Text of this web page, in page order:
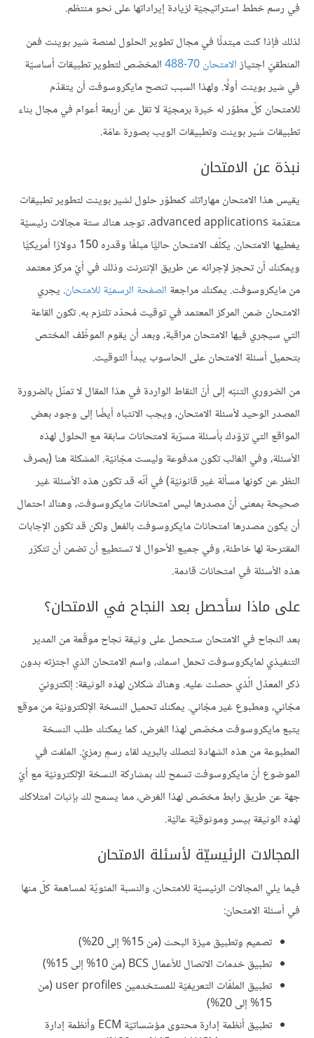
في رسم خطط استراتيجيّة لزيادة إيراداتها على نحو منتظم.
لذلك فإذا كنت مبتدئًا في مجال تطوير الحلول لمنصة شير بوينت فمن
المنطقيّ اجتيازالامتحان70-488
المخصّص لتطوير تطبيقات أساسيّة
في شير بوينت أولًا. ولهذا السبب تنصح مايكروسوفت أن يتقدّم
للامتحان كلّ مطوّر له خبرة برمجيّة لا تقل عن أربعة أعوام في مجال بناء
تطبيقات شير بوينت وتطبيقات الويب بصورة عامّة.
نبذة عن الامتحان
يقيس هذا الامتحان مهاراتك كمطوّر حلول لشير بوينت لتطوير تطبيقات
متقدّمة advanced applications. توجد هناك ستة مجالات رئيسيّة
يغطيها الامتحان. يكلّف الامتحان حاليًّا مبلغًا وقدره 150 دولارًا أمريكيًّا
ويمكنك أن تحجز لإجرائه عن طريق الإنترنت وذلك في أيّ مركز معتمد
من مايكروسوفت. يمكنك مراجعة الصفحة الرسميّة للامتحان. يجري
الامتحان ضمن المركز المعتمد في توقيت مُحدّد تلتزم به. تكون القاعة
التي سيجري فيها الامتحان مراقبة، وبعد أن يقوم الموظّف المختص
بتحميل أسئلة الامتحان على الحاسوب يبدأ التوقيت.
من الضروري التنبّه إلى أنّ النقاط الواردة في هذا المقال لا تمثّل بالضرورة
المصدر الوحيد لأسئلة الامتحان، ويجب الانتباه أيضًا إلى وجود بعض
المواقع التي تزوّدك بأسئلة مسرّبة لامتحانات سابقة مع الحلول لهذه
الأسئلة، وفي الغالب تكون مدفوعة وليست مجّانيّة. المشكلة هنا (بصرف
النظر عن كونها مسألة غير قانونيّة) في أنّه قد تكون هذه الأسئلة غير
صحيحة بمعنى أنّ مصدرها ليس امتحانات مايكروسوفت، وهناك احتمال
أن يكون مصدرها امتحانات مايكروسوفت بالفعل ولكن قد تكون الإجابات
المقترحة لها خاطئة، وفي جميع الأحوال لا تستطيع أن تضمن أن تتكرّر
هذه الأسئلة في امتحانات قادمة.
على ماذا سأحصل بعد النجاح في الامتحان؟
بعد النجاح في الامتحان ستحصل على وثيقة نجاح موقّعة من المدير
التنفيذي لمايكروسوفت تحمل اسمك، واسم الامتحان الذي اجتزته بدون
ذكر المعدّل الّذي حصلت عليه. وهناك شكلان لهذه الوثيقة: إلكترونيّ
مجّاني، ومطبوع غير مجّاني. يمكنك تحميل النسخة الإلكترونيّة من موقع
يتبع مايكروسوفت مخصّص لهذا الغرض، كما يمكنك طلب النسخة
المطبوعة من هذه الشهادة لتصلك بالبريد لقاء رسمٍ رمزيّ. الملفت في
الموضوع أنّ مايكروسوفت تسمح لك بمشاركة النسخة الإلكترونيّة مع أيّ
جهة عن طريق رابط مخصّص لهذا الغرض، مما يسمح لك بإثبات امتلاكك
لهذه الوثيقة بيسر وموثوقيّة عاليّة.
المجالات الرئيسيّة لأسئلة الامتحان
فيما يلي المجالات الرئيسيّة للامتحان، والنسبة المئويّة لمساهمة كلّ منها
في أسئلة الامتحان:
تصميم وتطبيق ميزة البحث (من 15% إلى 20%)
تطبيق خدمات الاتصال للأعمال BCS (من 10% إلى 15%)
تطبيق الملفّات التعريفيّة للمستخدمين user profiles (من
15% إلى 20%)
تطبيق أنظمة إدارة محتوى مؤسّساتيّة ECM وأنظمة إدارة